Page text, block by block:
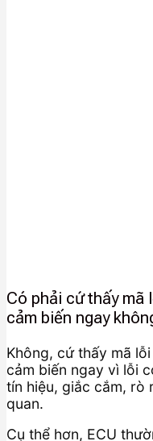
Có phải cứ thấy mã
cảm biến ngay
Không, cứ thấy mã
cảm biến ngay vì lỗi
tín hiệu, giắc cắm, rò
quan.
Cụ thể hơn, ECU